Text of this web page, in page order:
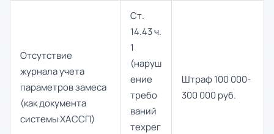
Отсутствие
журнала учета
параметров замеса
(как документа
системы ХАССП)
Ст.
14.43 ч.
1
(наруш
ение
требо
ваний
техрег
Штраф 100 000-
300 000 руб.